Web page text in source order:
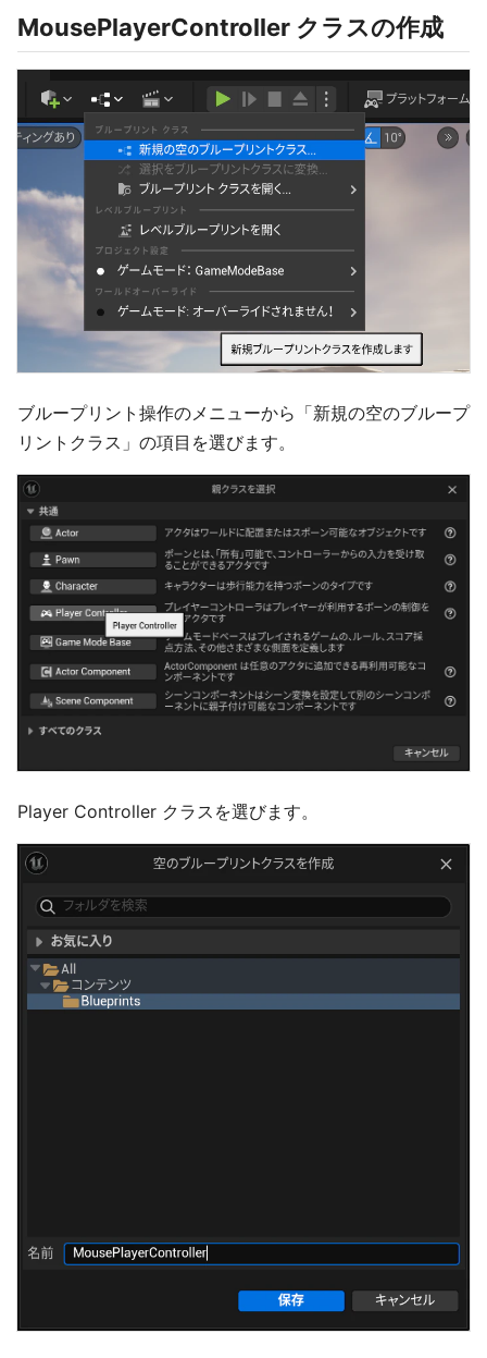
MousePlayerController クラスの作成
ブループリント操作のメニューから「新規の空のブループ
リントクラス」の項目を選びます。
Player Controller クラスを選びます。